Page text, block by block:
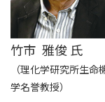
竹市 雅俊 氏
（理化学研究所生
学名誉教授）